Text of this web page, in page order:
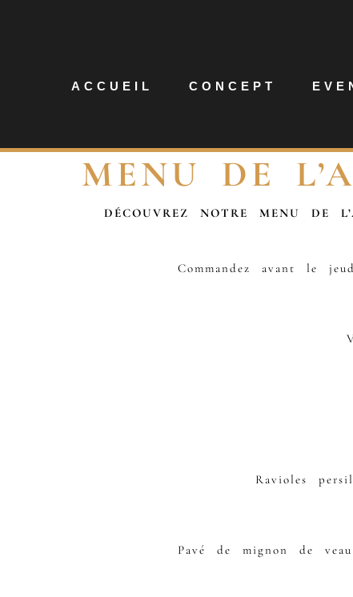
ACCUEIL CONCEPT
MENU DE
DÉCOUVREZ NOTRE MENU DE
Commandez avant le
Ravioles
Pavé de mignon de